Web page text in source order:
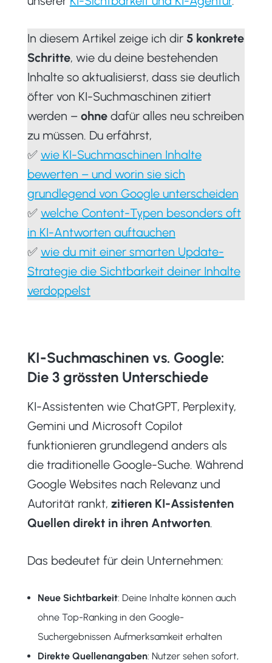
In diesem Artikel zeige ich dir 5 konkrete
Schritte, wie du deine bestehenden
Inhalte so aktualisierst, dass sie deutlich
öfter von KI-Suchmaschinen zitiert
werden – ohnedafür alles neu schreiben
zu müssen. Du erfährst,
✅ wie KI-Suchmaschinen Inhalte
bewerten – und worin sie sich
grundlegend von Google unterscheiden
✅ welche Content-Typen besonders oft
in KI-Antworten auftauchen
✅ wie du mit einer smarten Update-
Strategie die Sichtbarkeit deiner Inhalte
verdoppelst
KI-Suchmaschinen vs. Google:
Die 3 grössten Unterschiede
KI-Assistenten wie ChatGPT, Perplexity,
Gemini und Microsoft Copilot
funktionieren grundlegend anders als
die traditionelle Google-Suche. Während
Google Websites nach Relevanz und
Autorität rankt, zitieren KI-Assistenten
Quellen direkt in ihren Antworten.
Das bedeutet für dein Unternehmen:
Neue Sichtbarkeit: Deine Inhalte können auch
ohne Top-Ranking in den Google-
Suchergebnissen Aufmerksamkeit erhalten
Direkte Quellenangaben: Nutzer sehen sofort,